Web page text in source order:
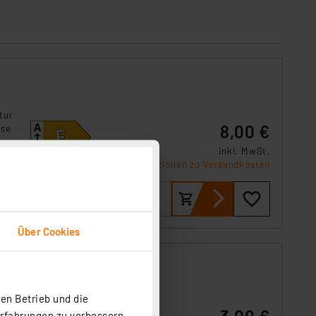
Über Cookies
Betrieb und die
8,00 €
inkl. MwSt.
Informationen zu Versandkosten
von